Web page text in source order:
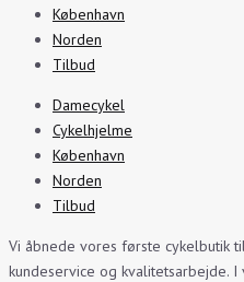
København
Norden
Tilbud
Damecykel
Cykelhjelme
København
Norden
Tilbud
Vi åbnede vores første cykelbutik
kundeservice og kvalitetsarbejde.